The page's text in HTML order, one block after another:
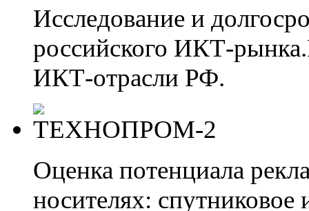
Исследование и
российского ИКТ-
ИКТ-отрасли РФ.
Оценка потенциала
носителях: спутниковое